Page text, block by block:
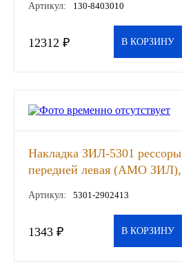
ВАЗ
МАЗ
ГАЗ
ПАЗ, КАВЗ
Артикул: 130-8403010
12312 ₽ В КОРЗИНУ
Накладка ЗИЛ-5301 рессоры
передней левая (АМО ЗИЛ),
Артикул: 5301-2902413
1343 ₽ В КОРЗИНУ